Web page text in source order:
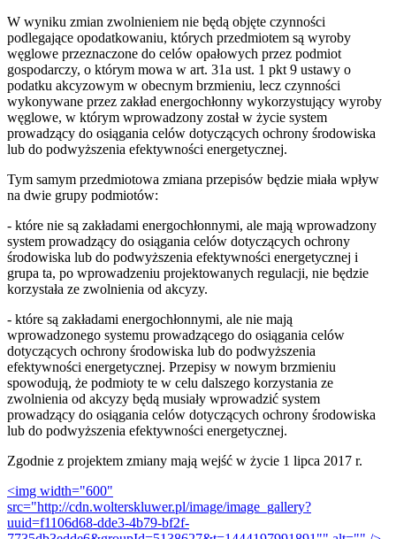
W wyniku zmian zwolnieniem nie będą objęte czynności
podlegające opodatkowaniu, których przedmiotem są wyroby
węglowe przeznaczone do celów opałowych przez podmiot
gospodarczy, o którym mowa w art. 31a ust. 1 pkt 9 ustawy o
podatku akcyzowym w obecnym brzmieniu, lecz czynności
wykonywane przez zakład energochłonny wykorzystujący wyroby
węglowe, w którym wprowadzony został w życie system
prowadzący do osiągania celów dotyczących ochrony środowiska
lub do podwyższenia efektywności energetycznej.
Tym samym przedmiotowa zmiana przepisów będzie miała wpływ
na dwie grupy podmiotów:
- które nie są zakładami energochłonnymi, ale mają wprowadzony
system prowadzący do osiągania celów dotyczących ochrony
środowiska lub do podwyższenia efektywności energetycznej i
grupa ta, po wprowadzeniu projektowanych regulacji, nie będzie
korzystała ze zwolnienia od akcyzy.
- które są zakładami energochłonnymi, ale nie mają
wprowadzonego systemu prowadzącego do osiągania celów
dotyczących ochrony środowiska lub do podwyższenia
efektywności energetycznej. Przepisy w nowym brzmieniu
spowodują, że podmioty te w celu dalszego korzystania ze
zwolnienia od akcyzy będą musiały wprowadzić system
prowadzący do osiągania celów dotyczących ochrony środowiska
lub do podwyższenia efektywności energetycznej.
Zgodnie z projektem zmiany mają wejść w życie 1 lipca 2017 r.
<img width="600"
src="http://cdn.wolterskluwer.pl/image/image_gallery?
uuid=f1106d68-dde3-4b79-bf2f-